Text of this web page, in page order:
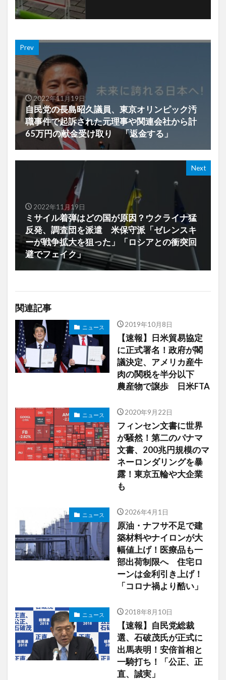
Prev
2022年11月19日
自民党の長島昭久議員、東京オリンピック汚
職事件で起訴された元理事や関連会社から計
65万円の献金受け取り 「返金する」
Next
2022年11月19日
ミサイル着弾はどの国が原因？ウクライナ猛
反発、調査団を派遣 米保守派「ゼレンスキ
ーが戦争拡大を狙った」「ロシアとの衝突回
避でフェイク」
関連記事
ニュース 2019年10月8日
【速報】日米貿易協定
に正式署名！政府が閣
議決定、アメリカ産牛
肉の関税を半分以下
農産物で譲歩 日米FTA
ニュース 2020年9月22日
フィンセン文書に世界
が騒然！第二のパナマ
文書、200兆円規模のマ
ネーロンダリングを暴
露！東京五輪や大企業
も
ニュース 2026年4月1日
原油・ナフサ不足で建
築材料やナイロンが大
幅値上げ！医療品も一
部出荷制限へ 住宅ロ
ーンは金利引き上げ！
「コロナ禍より酷い」
ニュース 2018年8月10日
【速報】自民党総裁
選、石破茂氏が正式に
出馬表明！安倍首相と
一騎打ち！「公正、正
直、誠実」